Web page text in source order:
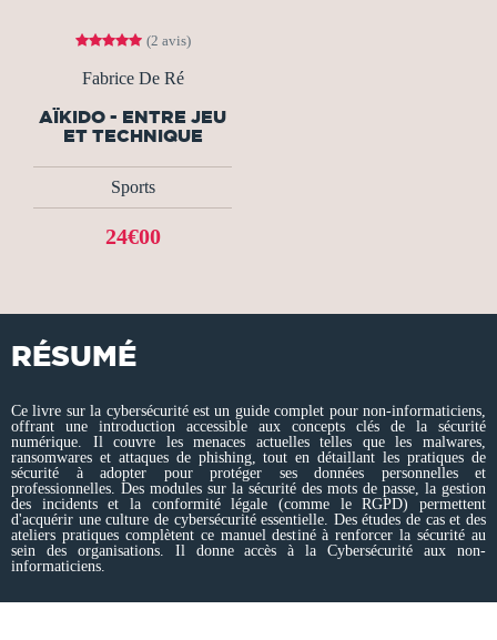
(2 avis)
Fabrice De Ré
AÏKIDO - ENTRE JEU
ET TECHNIQUE
Sports
24€00
RÉSUMÉ
Ce livre sur la cybersécurité est un guide complet pour non-informaticiens,
offrant une introduction accessible aux concepts clés de la sécurité
numérique. Il couvre les menaces actuelles telles que les malwares,
ransomwares et attaques de phishing, tout en détaillant les pratiques de
sécurité à adopter pour protéger ses données personnelles et
professionnelles. Des modules sur la sécurité des mots de passe, la gestion
des incidents et la conformité légale (comme le RGPD) permettent
d'acquérir une culture de cybersécurité essentielle. Des études de cas et des
ateliers pratiques complètent ce manuel destiné à renforcer la sécurité au
sein des organisations. Il donne accès à la Cybersécurité aux non-
informaticiens.